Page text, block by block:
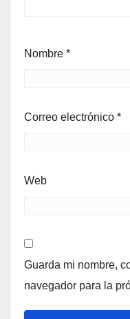
Nombre *
Correo electrónico *
Web
Guarda mi nombre,
navegador para la